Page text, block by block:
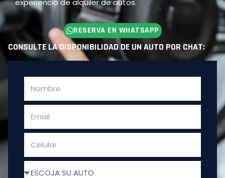
RESERVA EN WHATSAPP
CONSULTE LA DISPONIBILIDAD DE UN AUTO POR CHAT: